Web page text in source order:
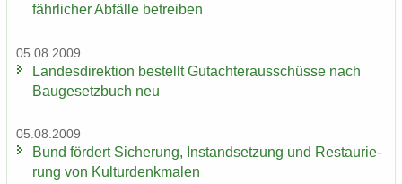
fähr­li­cher Ab­fäl­le be­trei­ben
05.08.2009
Lan­des­di­rek­ti­on be­stellt Gut­ach­ter­aus­schüs­se nach
Bau­ge­setz­buch neu
05.08.2009
Bund för­dert Si­che­rung, In­stand­set­zung und Re­stau­rie­
rung von Kul­tur­denk­ma­len